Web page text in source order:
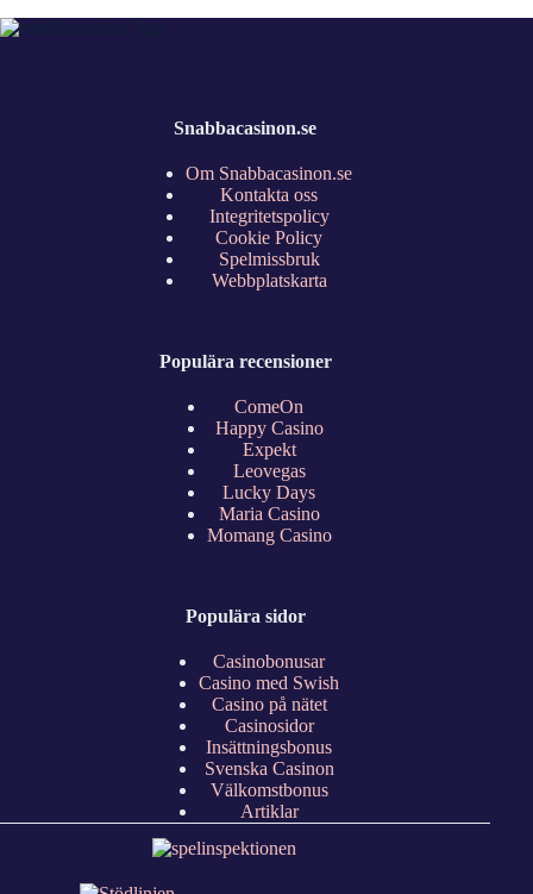
Snabbacasinon.se
Om Snabbacasinon.se
Kontakta oss
Integritetspolicy
Cookie Policy
Spelmissbruk
Webbplatskarta
Populära recensioner
ComeOn
Happy Casino
Expekt
Leovegas
Lucky Days
Maria Casino
Momang Casino
Populära sidor
Casinobonusar
Casino med Swish
Casino på nätet
Casinosidor
Insättningsbonus
Svenska Casinon
Välkomstbonus
Artiklar